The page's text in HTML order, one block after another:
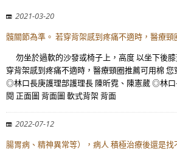
2021-03-20
髖關節為準。 若穿背架感到疼痛不適時，醫療
勿坐於過軟的沙發或椅子上，高度 以坐下後
穿背架感到疼痛不適時，醫療頸圈推薦可用棉
◎林口長庚護理部護理長 陳昕霓、陳憲葳 ◎林
閱 正面圖 背面圖 軟式背架 背面
2022-07-12
腸胃病、精神異常等），病人 積極治療後還是